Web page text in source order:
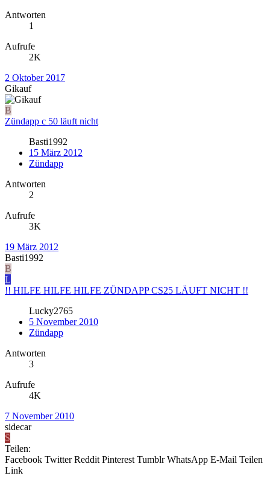
Antworten
1
Aufrufe
2K
2 Oktober 2017
Gikauf
B
Zündapp c 50 läuft nicht
Basti1992
15 März 2012
Zündapp
Antworten
2
Aufrufe
3K
19 März 2012
Basti1992
B
L
!! HILFE HILFE HILFE ZÜNDAPP CS25 LÄUFT NICHT !!
Lucky2765
5 November 2010
Zündapp
Antworten
3
Aufrufe
4K
7 November 2010
sidecar
S
Teilen:
Facebook Twitter Reddit Pinterest Tumblr WhatsApp E-Mail Teilen
Link